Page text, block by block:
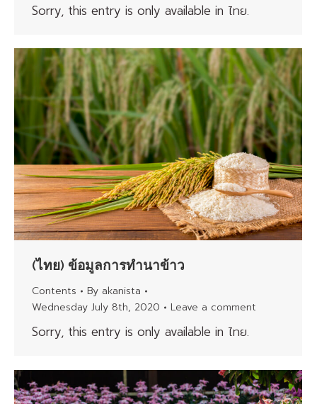
Sorry, this entry is only available in ไทย.
(ไทย) ข้อมูลการทำนาข้าว
Contents By akanista
Wednesday July 8th, 2020
Leave a comment
Sorry, this entry is only available in ไทย.